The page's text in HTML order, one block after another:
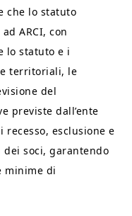
che lo statuto
ARCI, con
lo statuto e i
territoriali, le
del
previste dall’ente
recesso, esclusione e
soci, garantendo
minime di